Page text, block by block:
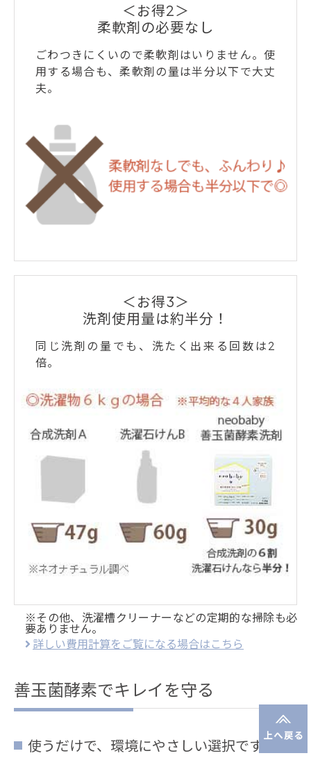
＜お得2＞
柔軟剤の必要なし
ごわつきにくいので柔軟剤はいりません。使
用する場合も、柔軟剤の量は半分以下で大丈
夫。
＜お得3＞
洗剤使用量は約半分！
同じ洗剤の量でも、洗たく出来る回数は2
倍。
※その他、洗濯槽クリーナーなどの定期的な掃除も必
要ありません。
詳しい費用計算をご覧になる場合はこちら
善玉菌酵素でキレイを守る
使うだけで、環境にやさしい選択です